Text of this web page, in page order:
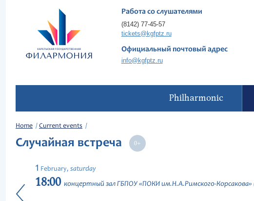
Работа со слушателями
(8142) 77-45-57
tickets@kgfptz.ru
Официальный почтовый адрес
info@kgfptz.ru
Philharmonic
Home Current events
Случайная встреча
1 February, saturday
18:00 концертный зал ГБПОУ «ПОКИ им.Н.А.Римского-Корсакова»